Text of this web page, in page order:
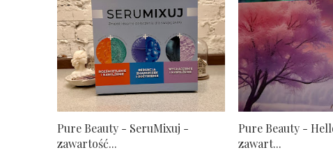
Pure Beauty - SeruMixuj -
zawartość...
Pure Beauty -
zawart...